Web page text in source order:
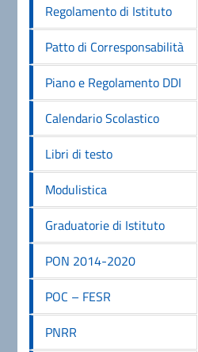
Regolamento di Istituto
Patto di Corresponsabilità
Piano e Regolamento DDI
Calendario Scolastico
Libri di testo
Modulistica
Graduatorie di Istituto
PON 2014-2020
POC – FESR
PNRR